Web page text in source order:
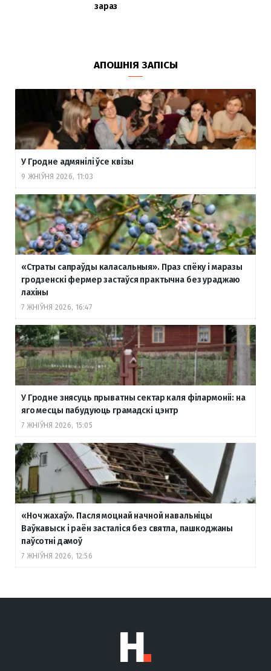
зараз
АПОШНІЯ ЗАПІСЫ
У Гродне адмянілі ўсе квізы
9 ЖНІЎНЯ 2026, 11:03
«Страты сапраўды каласальныя». Праз спёку і маразы
гродзенскі фермер застаўся практычна без ураджаю
лахіны
7 ЖНІЎНЯ 2026, 16:47
У Гродне знясуць прыватны сектар каля філармоніі: на
яго месцы пабудуюць грамадскі цэнтр
7 ЖНІЎНЯ 2026, 15:05
«Ноч жахаў». Пасля моцнай начной навальніцы
Ваўкавыск і раён засталіся без святла, пашкоджаны
паўсотні дамоў
7 ЖНІЎНЯ 2026, 12:56